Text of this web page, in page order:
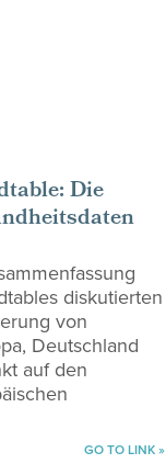
Die
diskutierten
von
Deutschland
auf den
GO TO LINK »